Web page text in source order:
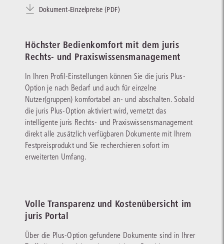
Kennzahlen zum aktuellen Zahlungsverhalten und dessen Entwicklung in
Dokument-Einzelpreise (PDF)
Höchster Bedienkomfort mit dem juris
Rechts- und Praxiswissensmanagement
In Ihren Profil-Einstellungen können Sie die juris Plus-
Option je nach Bedarf und auch für einzelne
Nutzer(gruppen) komfortabel an- und abschalten. Sobald
die juris Plus-Option aktiviert wird, vernetzt das
intelligente juris Rechts- und Praxiswissensmanagement
direkt alle zusätzlich verfügbaren Dokumente mit Ihrem
Festpreisprodukt und Sie recherchieren sofort im
erweiterten Umfang.
Volle Transparenz und Kostenübersicht im
juris Portal
Über die Plus-Option gefundene Dokumente sind in Ihrer